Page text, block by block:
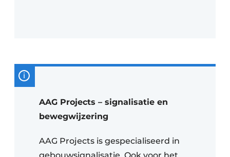
AAG Projects – signalisatie en
bewegwijzering
AAG Projects is gespecialiseerd in